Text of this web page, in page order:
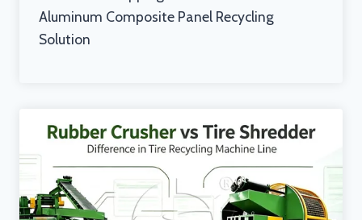
Aluminum Composite Panel Recycling
Solution